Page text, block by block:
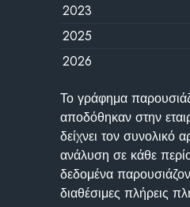
2023
2025
2026
Το γράφημα
αποδόθηκαν στην
δείχνει τον συνολικό
ανάλυση σε κάθε
δεδομένα
διαθέσιμες πλήρεις